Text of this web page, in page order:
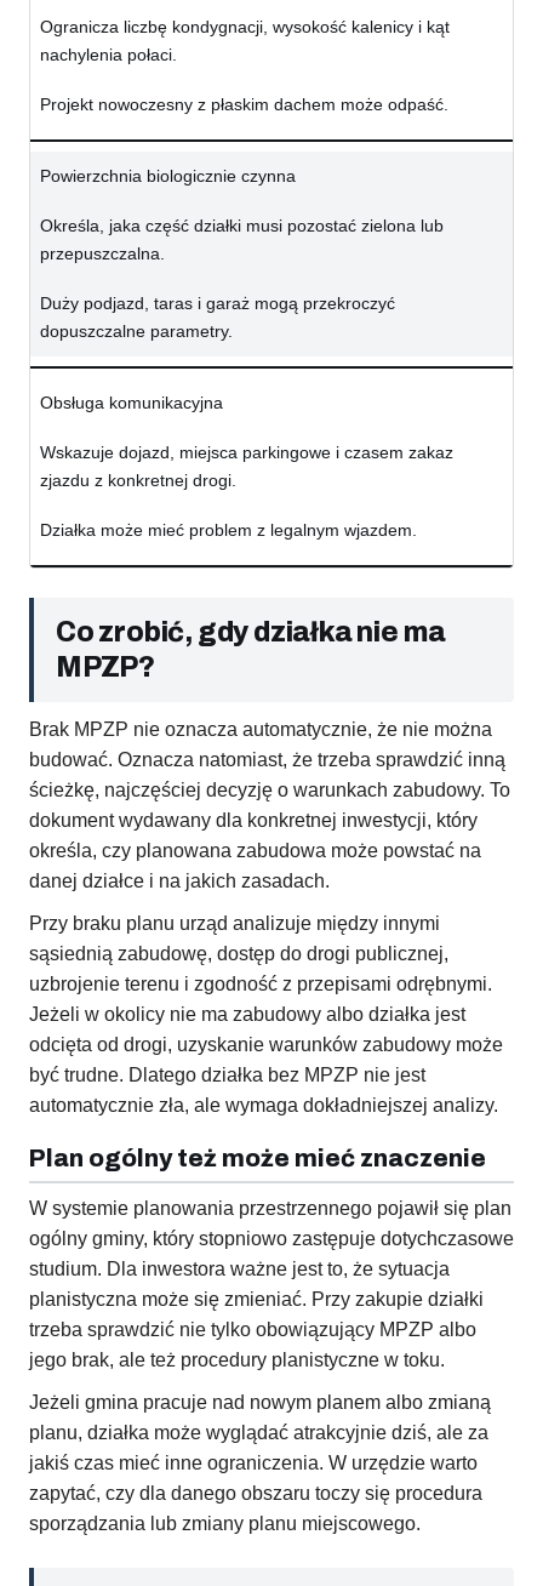
Ogranicza liczbę kondygnacji, wysokość kalenicy i kąt
nachylenia połaci.
Projekt nowoczesny z płaskim dachem może odpaść.
Powierzchnia biologicznie czynna
Określa, jaka część działki musi pozostać zielona lub
przepuszczalna.
Duży podjazd, taras i garaż mogą przekroczyć
dopuszczalne parametry.
Obsługa komunikacyjna
Wskazuje dojazd, miejsca parkingowe i czasem zakaz
zjazdu z konkretnej drogi.
Działka może mieć problem z legalnym wjazdem.
Co zrobić, gdy działka nie ma
MPZP?
Brak MPZP nie oznacza automatycznie, że nie można
budować. Oznacza natomiast, że trzeba sprawdzić inną
ścieżkę, najczęściej decyzję o warunkach zabudowy. To
dokument wydawany dla konkretnej inwestycji, który
określa, czy planowana zabudowa może powstać na
danej działce i na jakich zasadach.
Przy braku planu urząd analizuje między innymi
sąsiednią zabudowę, dostęp do drogi publicznej,
uzbrojenie terenu i zgodność z przepisami odrębnymi.
Jeżeli w okolicy nie ma zabudowy albo działka jest
odcięta od drogi, uzyskanie warunków zabudowy może
być trudne. Dlatego działka bez MPZP nie jest
automatycznie zła, ale wymaga dokładniejszej analizy.
Plan ogólny też może mieć znaczenie
W systemie planowania przestrzennego pojawił się plan
ogólny gminy, który stopniowo zastępuje dotychczasowe
studium. Dla inwestora ważne jest to, że sytuacja
planistyczna może się zmieniać. Przy zakupie działki
trzeba sprawdzić nie tylko obowiązujący MPZP albo
jego brak, ale też procedury planistyczne w toku.
Jeżeli gmina pracuje nad nowym planem albo zmianą
planu, działka może wyglądać atrakcyjnie dziś, ale za
jakiś czas mieć inne ograniczenia. W urzędzie warto
zapytać, czy dla danego obszaru toczy się procedura
sporządzania lub zmiany planu miejscowego.